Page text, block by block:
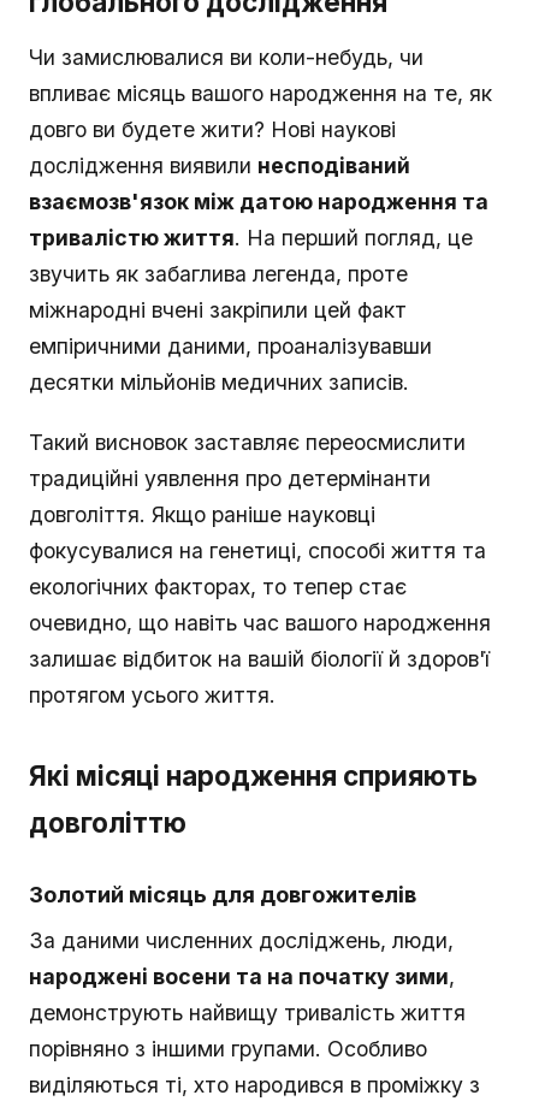
Чи замислювалися ви коли-небудь, чи
впливає місяць вашого народження на те, як
довго ви будете жити? Нові наукові
дослідження виявили несподіваний
взаємозв'язок між датою народження та
тривалістю життя. На перший погляд, це
звучить як забаглива легенда, проте
міжнародні вчені закріпили цей факт
емпіричними даними, проаналізувавши
десятки мільйонів медичних записів.
Такий висновок заставляє переосмислити
традиційні уявлення про детермінанти
довголіття. Якщо раніше науковці
фокусувалися на генетиці, способі життя та
екологічних факторах, то тепер стає
очевидно, що навіть час вашого народження
залишає відбиток на вашій біології й здоров'ї
протягом усього життя.
Які місяці народження сприяють
довголіттю
Золотий місяць для довгожителів
За даними численних досліджень, люди,
народжені восени та на початку зими,
демонструють найвищу тривалість життя
порівняно з іншими групами. Особливо
виділяються ті, хто народився в проміжку з